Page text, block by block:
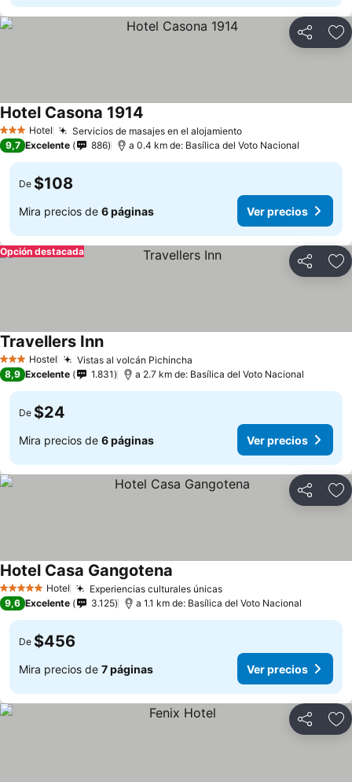
Compartir
3 Estrellas
Hotel Servicios de masajes en el alojamientoVer precios
Hotel Casona 1914
9,7 Excelente 886 a 0.4 km de: Basílica del Voto Nacional
De $108
Mira precios de 6 páginas Ver precios
Compartir
Opción destacada
3 EstrellasHostel Vistas al volcán Pichincha
Travellers InnVer precios
8,9 Excelente 1.831 a 2.7 km de: Basílica del Voto Nacional
De $24
Mira precios de 6 páginas Ver precios
Compartir
5 Estrellas Hotel Experiencias culturales únicasVer precios
Hotel Casa Gangotena
9,6 Excelente 3.125 a 1.1 km de: Basílica del Voto Nacional
De $456
Mira precios de 7 páginas Ver precios
Compartir